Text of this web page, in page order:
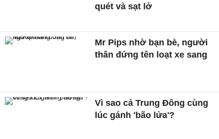
quét và sạt lở
Mr Pips nhờ bạn bè, người
thân đứng tên loạt xe sang
Vì sao cả Trung Đông cùng
lúc gánh 'bão lửa'?